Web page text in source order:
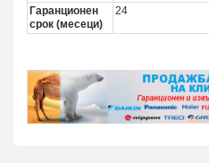
Гаранционен
срок (месеци)
24